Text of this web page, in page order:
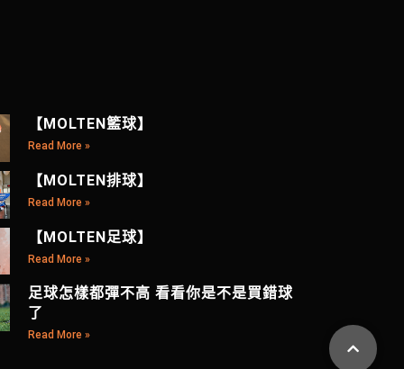
【MOLTEN籃球】
Read More »
【MOLTEN排球】
Read More »
【MOLTEN足球】
Read More »
足球怎樣都彈不高 看看你是不是買錯球
了
Read More »